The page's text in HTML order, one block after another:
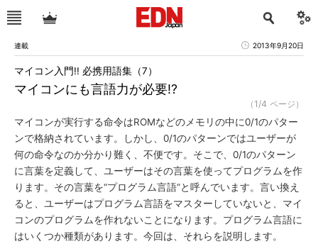
連載 2013年9月20日
マイコンにも言語力が必要!?
マイコン入門!! 必携用語集（7）
（1/4 ページ）
マイコンが実行する命令はROMなどのメモリの中に0/1のパター
ンで格納されています。しかし、0/1のパターンではユーザーが
何の命令なのか分かり難く、不便です。そこで、0/1のパターン
に言葉を定義して、ユーザーはその言葉を使ってプログラムを作
ります。その言葉を“プログラム言語”と呼んでいます。言い換え
ると、ユーザーはプログラム言語をマスターしていないと、マイ
コンのプログラムを作れないことになります。プログラム言語に
はいくつか種類があります。今回は、それらを説明します。